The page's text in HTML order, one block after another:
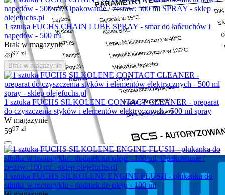
1 sztuka FUCHS CHAIN LUBE SPRAY - smar do łańcuchów i
napędów - 500 ml
Brak w magazynie
4997 zł
Brak w magazynie
1 sztuka FUCHS SILKOLENE CONTACT CLEANER - preparat
do czyszczenia styków i elementów elektrycznych - 500 ml spray
W magazynie
5997 zł
1 sztuka FUCHS SILKOLENE ENGINE FLUSH - płukanka do
silnika w motocyklu - dodatek do oleju - 100 ml